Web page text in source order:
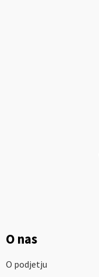
O nas
O podjetju